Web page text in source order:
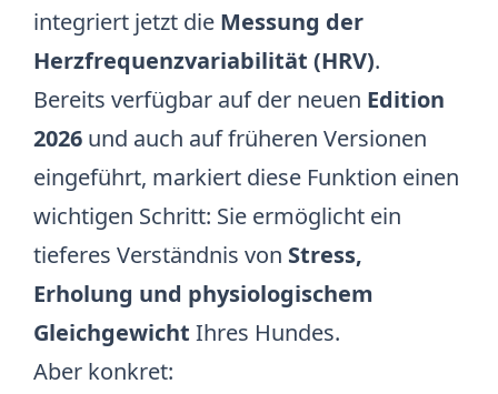
integriert jetzt die Messung der
Herzfrequenzvariabilität (HRV).
Bereits verfügbar auf der neuen Edition
2026 und auch auf früheren Versionen
eingeführt, markiert diese Funktion einen
wichtigen Schritt: Sie ermöglicht ein
tieferes Verständnis von Stress,
Erholung und physiologischem
Gleichgewicht Ihres Hundes.
Aber konkret: